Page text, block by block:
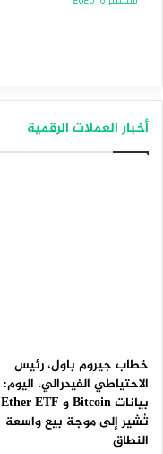
أخبار العملات الرقمية
خطاب جيروم باول، رئيس
الاحتياطي الفيدرالي، اليوم:
بيانات Bitcoin و Ether ETF
تُشير إلى موجة بيع واسعة
النطاق